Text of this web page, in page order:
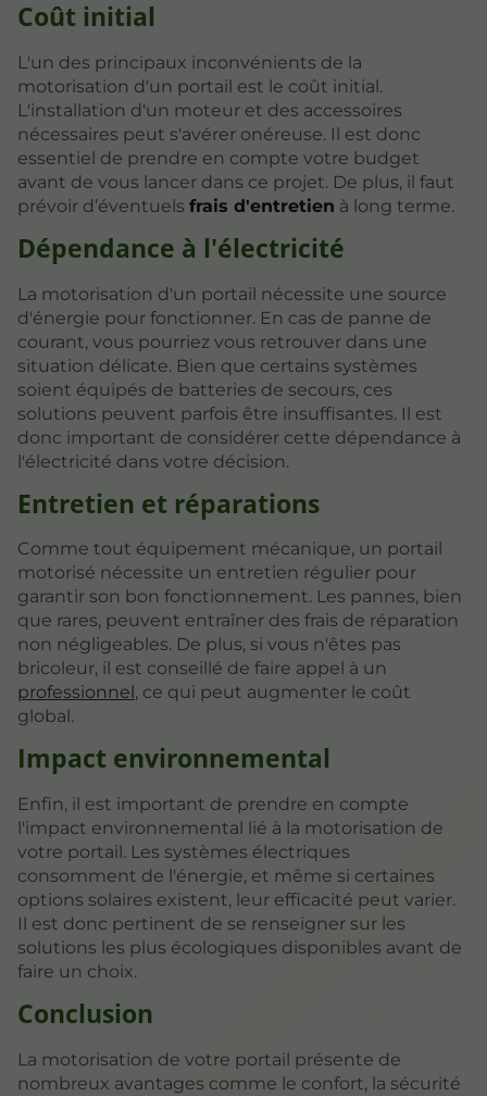
Coût initial
L'un des principaux inconvénients de la
motorisation d'un portail est le coût initial.
L'installation d'un moteur et des accessoires
nécessaires peut s'avérer onéreuse. Il est donc
essentiel de prendre en compte votre budget
avant de vous lancer dans ce projet. De plus, il faut
prévoir d’éventuels frais d'entretien à long terme.
Dépendance à l'électricité
La motorisation d'un portail nécessite une source
d'énergie pour fonctionner. En cas de panne de
courant, vous pourriez vous retrouver dans une
situation délicate. Bien que certains systèmes
soient équipés de batteries de secours, ces
solutions peuvent parfois être insuffisantes. Il est
donc important de considérer cette dépendance à
l'électricité dans votre décision.
Entretien et réparations
Comme tout équipement mécanique, un portail
motorisé nécessite un entretien régulier pour
garantir son bon fonctionnement. Les pannes, bien
que rares, peuvent entraîner des frais de réparation
non négligeables. De plus, si vous n'êtes pas
bricoleur, il est conseillé de faire appel à un
professionnel , ce qui peut augmenter le coût
global.
Impact environnemental
Enfin, il est important de prendre en compte
l'impact environnemental lié à la motorisation de
votre portail. Les systèmes électriques
consomment de l'énergie, et même si certaines
options solaires existent, leur efficacité peut varier.
Il est donc pertinent de se renseigner sur les
solutions les plus écologiques disponibles avant de
faire un choix.
Conclusion
La motorisation de votre portail présente de
nombreux avantages comme le confort, la sécurité